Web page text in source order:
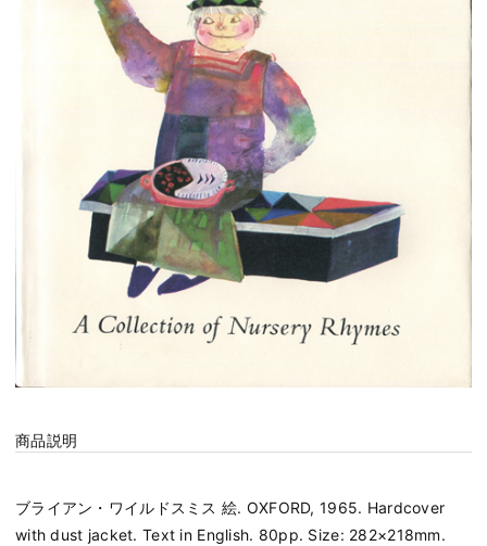
商品説明
ブライアン・ワイルドスミス 絵. OXFORD, 1965. Hardcover
with dust jacket. Text in English. 80pp. Size: 282×218mm.